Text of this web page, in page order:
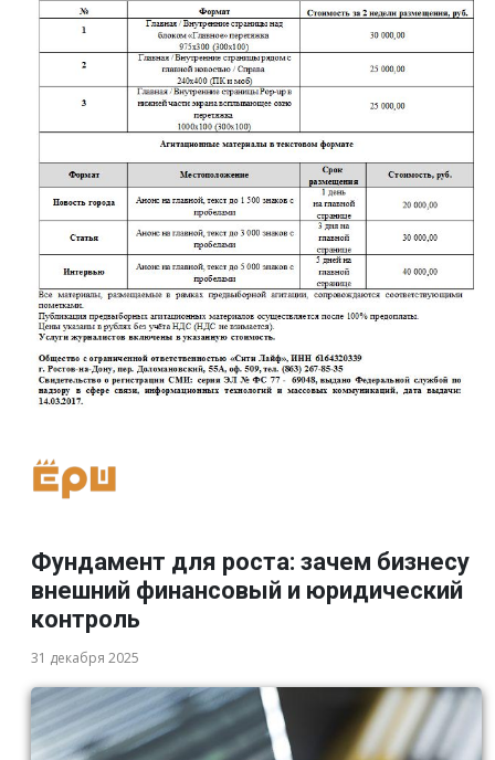
Фундамент для роста: зачем бизнесу
внешний финансовый и юридический
контроль
31 декабря 2025